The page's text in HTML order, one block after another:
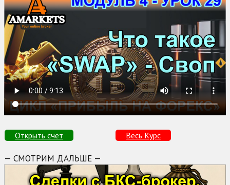
Открыть счет Весь Курс
— СМОТРИМ ДАЛЬШЕ —